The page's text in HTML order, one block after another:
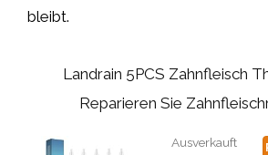
bleibt.
Landrain 5PCS Zahnfleisch
Reparieren Sie
Ausverkauft